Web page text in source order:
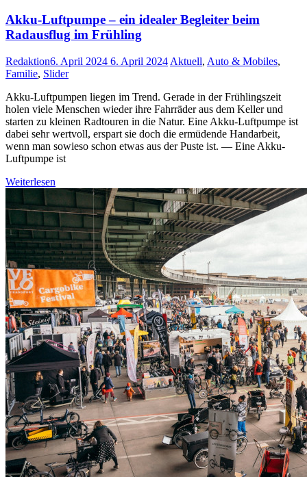
Akku-Luftpumpe – ein idealer Begleiter beim
Radausflug im Frühling
Redaktion6. April 2024 6. April 2024 Aktuell, Auto & Mobiles,
Familie, Slider
Akku-Luftpumpen liegen im Trend. Gerade in der Frühlingszeit
holen viele Menschen wieder ihre Fahrräder aus dem Keller und
starten zu kleinen Radtouren in die Natur. Eine Akku-Luftpumpe ist
dabei sehr wertvoll, erspart sie doch die ermüdende Handarbeit,
wenn man sowieso schon etwas aus der Puste ist. — Eine Akku-
Luftpumpe ist
Weiterlesen